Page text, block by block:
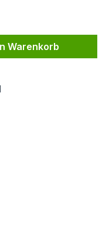
Warenkorb